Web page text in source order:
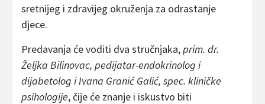
sretnijeg i zdravijeg okruženja za odrastanje
djece.
Predavanja će voditi dva stručnjaka,prim. dr.
Željka Bilinovac, pedijatar-endokrinolog i
dijabetolog i Ivana Granić Galić, spec. kliničke
psihologije, čije će znanje i iskustvo biti